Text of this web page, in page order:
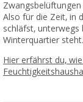
Also für die Zeit, in
schläfst,
Winterquartier steht.
Hier erfährst du,